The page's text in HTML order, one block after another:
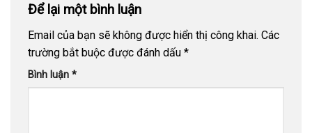
Để lại một bình luận
Email của bạn sẽ không được hiển thị công khai. Các
trường bắt buộc được đánh dấu *
Bình luận *